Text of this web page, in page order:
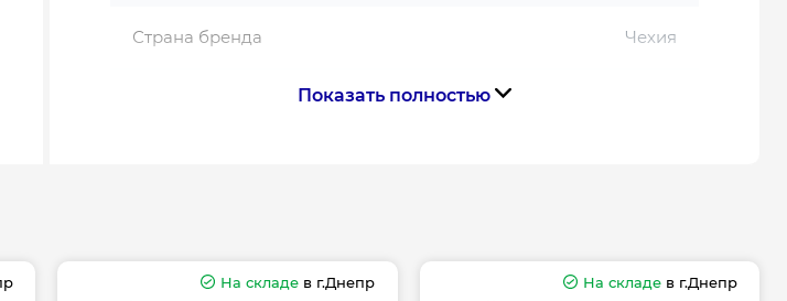
Страна бренда Чехия
Страна производстваПоказать полностью
На складе в г.Днепр
На складев г.Днепр